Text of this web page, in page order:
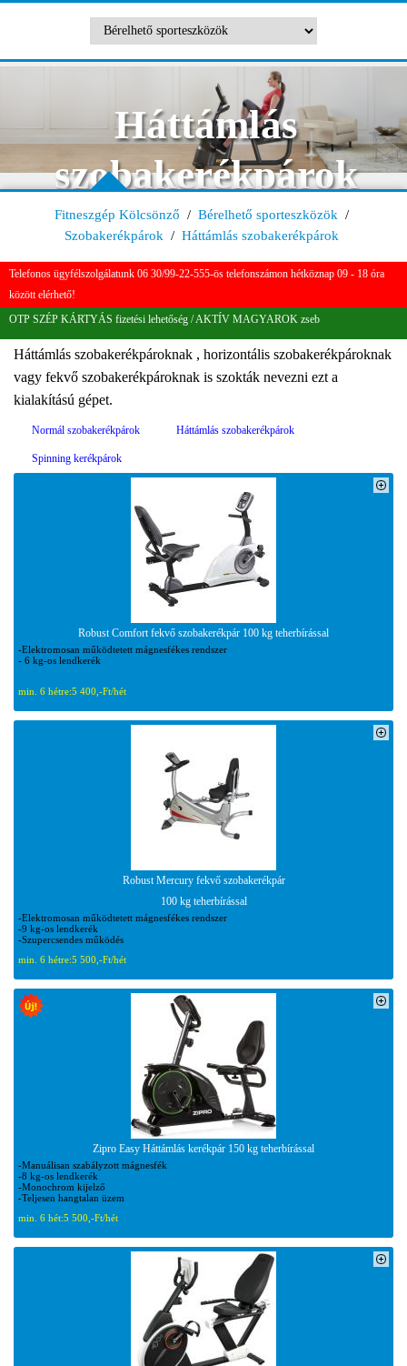
Háttámlás
szobakerékpárok
Fitneszgép Kölcsönző / Bérelhető sporteszközök /
Szobakerékpárok / Háttámlás szobakerékpárok
Telefonos ügyfélszolgálatunk 06 30/99-22-555-ös telefonszámon hétköznap 09 - 18 óra
között elérhető!
OTP SZÉP KÁRTYÁS fizetési lehetőség / AKTÍV MAGYAROK zseb
Háttámlás szobakerékpároknak , horizontális szobakerékpároknak
vagy fekvő szobakerékpároknak is szokták nevezni ezt a
kialakítású gépet.
Normál szobakerékpárok Háttámlás szobakerékpárok
Spinning kerékpárok
Robust Comfort fekvő szobakerékpár 100 kg teherbírással
-Elektromosan működtetett mágnesfékes rendszer
- 6 kg-os lendkerék
min. 6 hétre:5 400,-Ft/hét
Robust Mercury fekvő szobakerékpár
100 kg teherbírással
-Elektromosan működtetett mágnesfékes rendszer
-9 kg-os lendkerék
-Szupercsendes működés
min. 6 hétre:5 500,-Ft/hét
Zipro Easy Háttámlás kerékpár 150 kg teherbírással
-Manuálisan szabályzott mágnesfék
-8 kg-os lendkerék
-Monochrom kijelző
-Teljesen hangtalan üzem
min. 6 hét:5 500,-Ft/hét